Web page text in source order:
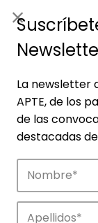
La newsletter
APTE, de los
de las
destacadas